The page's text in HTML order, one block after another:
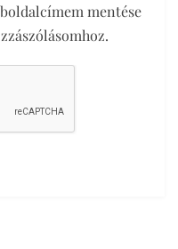
mentése